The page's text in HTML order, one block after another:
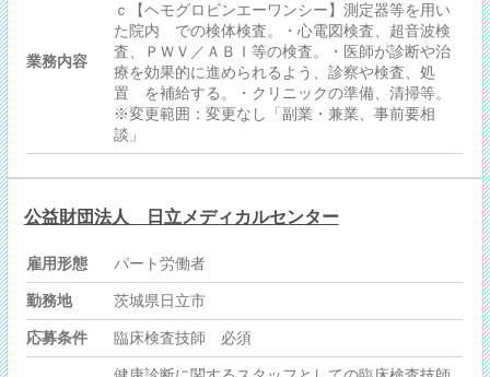
業務内容
ｃ【ヘモグロビンエーワンシー】測定器等を用い
た院内 での検体検査。・心電図検査、超音波検
査、ＰＷＶ／ＡＢＩ等の検査。・医師が診断や治
療を効果的に進められるよう、診察や検査、処
置 を補給する。・クリニックの準備、清掃等。
※変更範囲：変更なし「副業・兼業、事前要相
談」
公益財団法人 日立メディカルセンター
雇用形態 パート労働者
勤務地 茨城県日立市
応募条件 臨床検査技師 必須